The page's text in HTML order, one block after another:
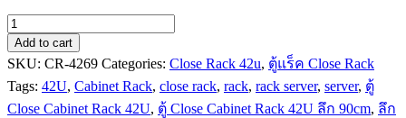
฿ 29,653.
ตู้
Close
Cabinet
42U
กว้าง
Add to cart
SKU: CR-4269 Categories: Close Rack 42u, ตู้แร็ค Close Rack
Tags: 42U, Cabinet Rack, close rack, rack, rack server, server, ตู้
Close Cabinet Rack 42U, ตู้ Close Cabinet Rack 42U ลึก 90cm, ลึก